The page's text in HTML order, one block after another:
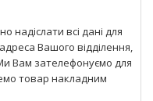
надіслати всі дані для
Вашого відділення,
Вам зателефонуємо для
товар накладним